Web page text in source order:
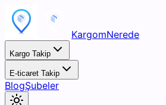
KargomNerede
Kargo Takip
E-ticaret Takip
BlogŞubeler